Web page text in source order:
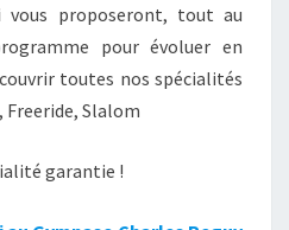
vous proposeront, tout au
pour évoluer en
toutes nos spécialités
Freeride, Slalom
garantie !